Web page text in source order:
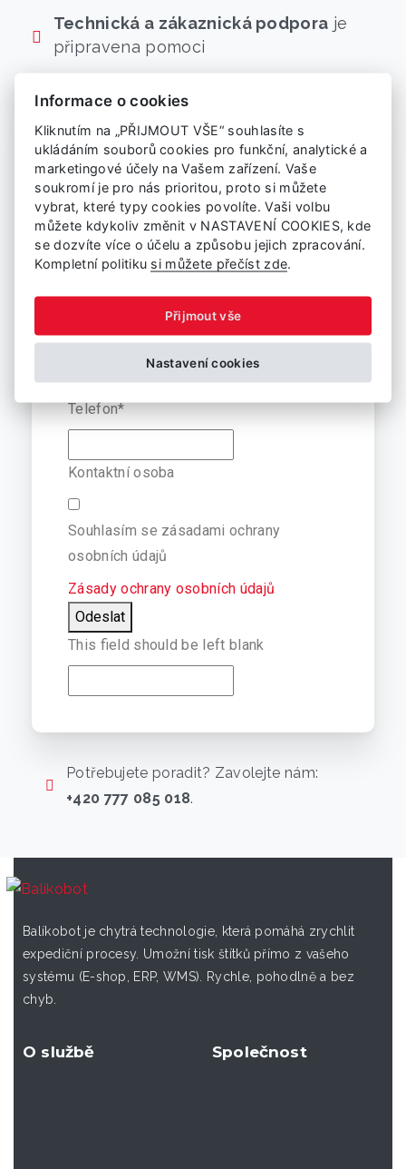
Technická a zákaznická podpora je
připravena pomoci
Kontaktní formulář
Stačí vyplnit tento formulář, obratem
se vám ozve náš konzultant a vysvětlí
možnosti integrace Balíkobotu.
E-mail*
Telefon*
Kontaktní osoba
Souhlasím se zásadami ochrany
osobních údajů
Zásady ochrany osobních údajů
Odeslat
This field should be left blank
Potřebujete poradit? Zavolejte nám:
+420 777 085 018.
Balíkobot je chytrá technologie, která pomáhá zrychlit
expediční procesy. Umožní tisk štítků přímo z vašeho
systému (E-shop, ERP, WMS). Rychle, pohodlně a bez
chyb.
O službě Společnost
Informace o cookies
Kliknutím na „PŘIJMOUT VŠE“ souhlasíte s
ukládáním souborů cookies pro funkční, analytické a
marketingové účely na Vašem zařízení. Vaše
soukromí je pro nás prioritou, proto si můžete
vybrat, které typy cookies povolíte. Vaši volbu
můžete kdykoliv změnit v NASTAVENÍ COOKIES, kde
se dozvíte více o účelu a způsobu jejich zpracování.
Kompletní politiku si můžete přečíst zde
Přijmout vše
Nastavení cookies